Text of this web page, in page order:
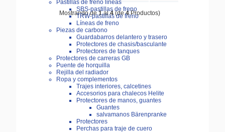
Pastillas de freno lineas
SBS-pastillas de freno
TRW-pastillas de freno
Líneas de freno
Piezas de carbono
Guardabarros delantero y trasero
Protectores de chasis/basculante
Protectores de tanques
Protectores de carreras GB
Puente de horquilla
Rejilla del radiador
Ropa y complementos
Trajes interiores, calcetines
Accesorios para chalecos Helite
Protectores de manos, guantes
Guantes
salvamanos Bärenpranke
Protectores
Perchas para traje de cuero
Mostrando de1al4(de4Productos)